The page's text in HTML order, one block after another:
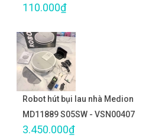
110.000₫
Robot hút bụi lau nhà Medion
MD11889 S05SW - VSN00407
3.450.000₫